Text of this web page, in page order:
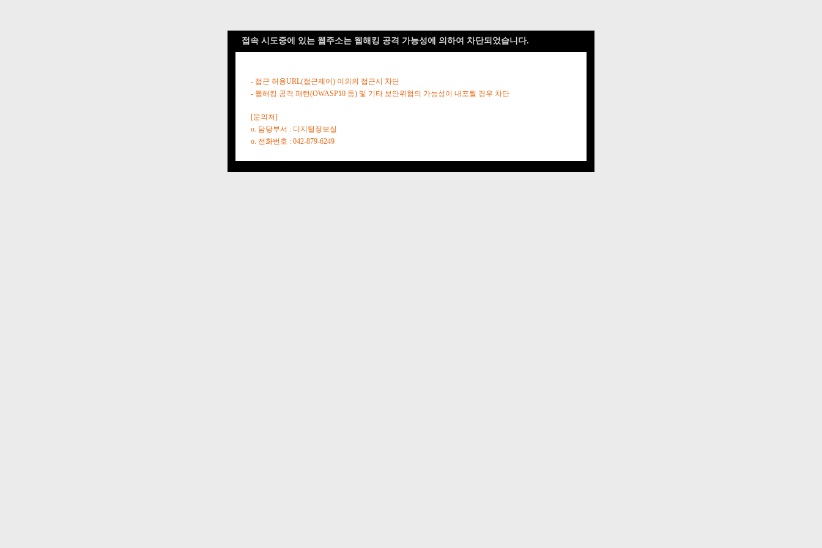
접속 시도중에 있는 웹주소는 웹해킹 공격 가능성에 의하여 차단되었습니다.
- 접근 허용URL(접근제어) 이외의 접근시 차단
- 웹해킹 공격 패턴(OWASP10 등) 및 기타 보안위협의 가능성이 내포될 경우 차단
[문의처]
o. 담당부서 : 디지털정보실
o. 전화번호 : 042-879-6249